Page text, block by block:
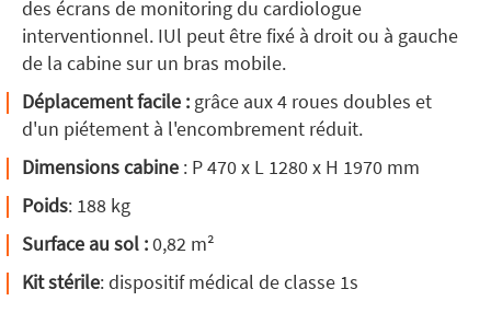
des écrans de monitoring du cardiologue
interventionnel. IUl peut être fixé à droit ou à gauche
de la cabine sur un bras mobile.
Déplacement facile : grâce aux 4 roues doubles et
d'un piétement à l'encombrement réduit.
Dimensions cabine : P 470 x L 1280 x H 1970 mm
Poids: 188 kg
Surface au sol :0,82 m²
Kit stérile: dispositif médical de classe 1s